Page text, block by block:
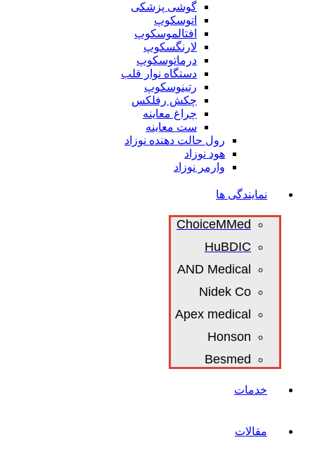
گوشی پزشکی
اتوسکوپ
افتالموسکوپ
لارنگسکوپ
درماتوسکوپ
دستگاه نوار قلب
رتینوسکوپ
چکش رفلکس
چراغ معاینه
ست معاینه
رول حالت دهنده نوزاد
هود نوزاد
وارمر نوزاد
نمایندگی ها
ChoiceMMed
HuBDIC
AND Medical
Nidek Co
Apex medical
Honson
Besmed
خدمات
مقالات